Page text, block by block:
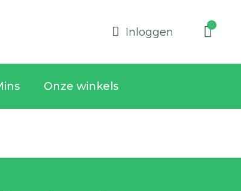
Inloggen
Onze winkels